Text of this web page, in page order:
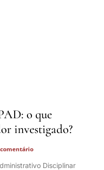
o que
investigado?
Disciplinar